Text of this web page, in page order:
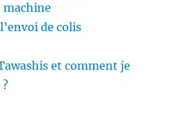
de colis
et comment je